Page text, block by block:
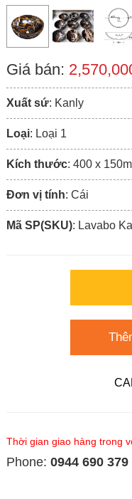
Giá bán:
Xuất sứ: Kanly
Loại: Loại 1
Kích thước: 400 x
Đơn vị tính: Cái
Mã SP(SKU): Lavabo
Thời gian giao hàng trong
Phone: 0944 690